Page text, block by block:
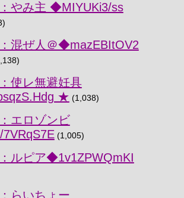
やみ主 ◆MIYUKi3/ss
混ぜ人＠◆mazEBItOV2
使レ無避妊具
★ (1,038)
エロゾンビ
(1,005)
ルピア◆1v1ZPWQmKI
らいちょー